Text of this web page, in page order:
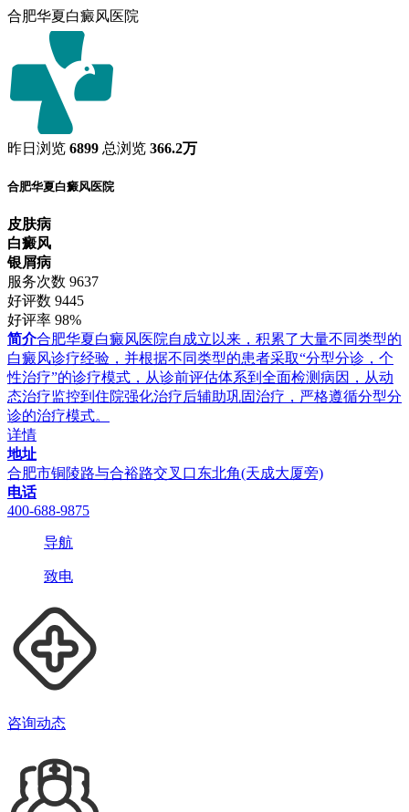
合肥华夏白癜风医院
昨日浏览 6899 总浏览 366.2万
合肥华夏白癜风医院
皮肤病
白癜风
银屑病
服务次数 9637
好评数 9445
好评率 98%
简介合肥华夏白癜风医院自成立以来，积累了大量不同类型的
白癜风诊疗经验，并根据不同类型的患者采取“分型分诊，个
性治疗”的诊疗模式，从诊前评估体系到全面检测病因，从动
态治疗监控到住院强化治疗后辅助巩固治疗，严格遵循分型分
诊的治疗模式。
详情
地址
合肥市铜陵路与合裕路交叉口东北角(天成大厦旁)
电话
400-688-9875
导航
致电
咨询动态